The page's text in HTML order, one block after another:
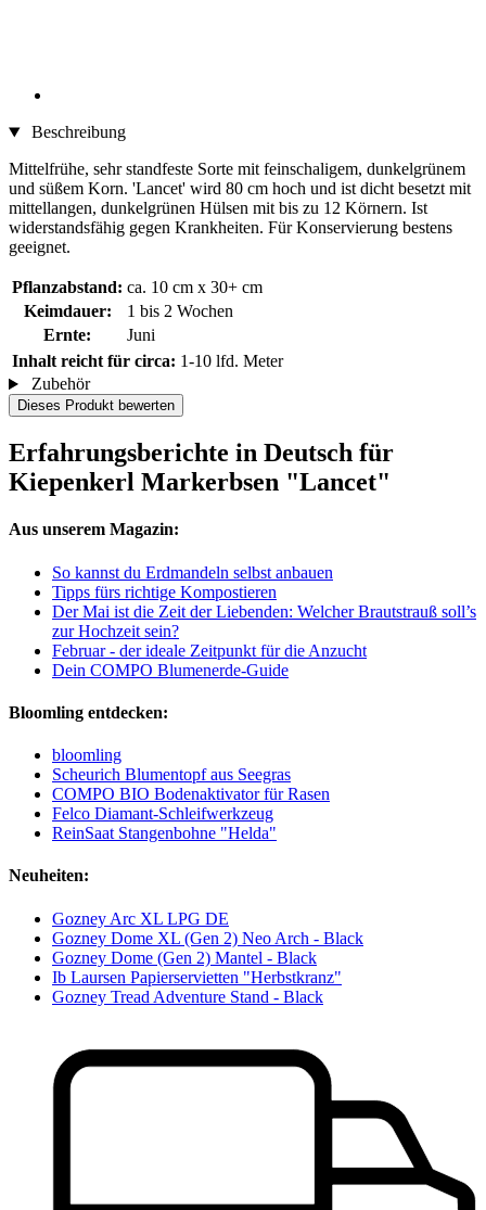
Beschreibung
Mittelfrühe, sehr standfeste Sorte mit feinschaligem, dunkelgrünem
und süßem Korn. 'Lancet' wird 80 cm hoch und ist dicht besetzt mit
mittellangen, dunkelgrünen Hülsen mit bis zu 12 Körnern. Ist
widerstandsfähig gegen Krankheiten. Für Konservierung bestens
geeignet.
Pflanzabstand: ca. 10 cm x 30+ cm
Keimdauer:
1 bis 2 Wochen
Ernte:
Juni
Inhalt reicht für circa: 1-10 lfd. Meter
Zubehör
Dieses Produkt bewerten
Erfahrungsberichte in Deutsch für
Kiepenkerl Markerbsen "Lancet"
Aus unserem Magazin:
So kannst du Erdmandeln selbst anbauen
Tipps fürs richtige Kompostieren
Der Mai ist die Zeit der Liebenden: Welcher Brautstrauß soll’s
zur Hochzeit sein?
Februar - der ideale Zeitpunkt für die Anzucht
Dein COMPO Blumenerde-Guide
Bloomling entdecken:
bloomling
Scheurich Blumentopf aus Seegras
COMPO BIO Bodenaktivator für Rasen
Felco Diamant-Schleifwerkzeug
ReinSaat Stangenbohne "Helda"
Neuheiten:
Gozney Arc XL LPG DE
Gozney Dome XL (Gen 2) Neo Arch - Black
Gozney Dome (Gen 2) Mantel - Black
Ib Laursen Papierservietten "Herbstkranz"
Gozney Tread Adventure Stand - Black